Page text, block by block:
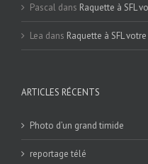
Pascal dans Raquette à SFL
Lea dans Raquette à SFL
ARTICLES RÉCENTS
Photo d’un grand timide
reportage télé